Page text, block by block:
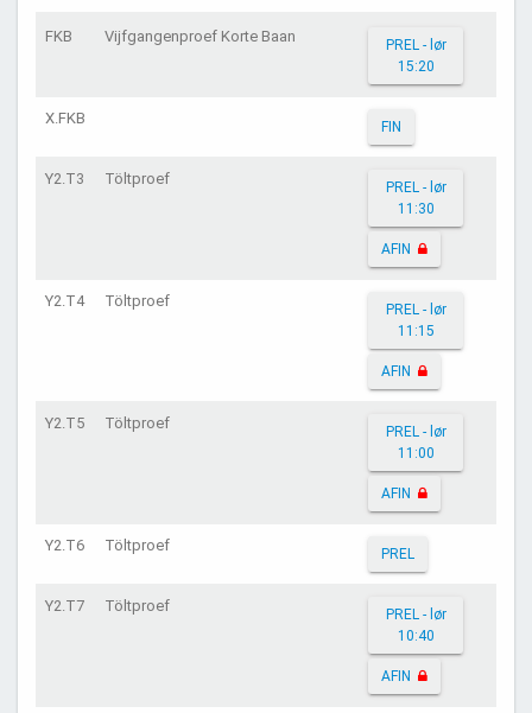
FKB Vijfgangenproef Korte Baan
PREL - lør
15:20
X.FKB FIN
Y2.T3 Töltproef
PREL - lør
11:30
AFIN
Y2.T4 Töltproef
PREL - lør
11:15
AFIN
Y2.T5 Töltproef
PREL - lør
11:00
AFIN
Y2.T6 Töltproef PREL
Y2.T7 Töltproef
PREL - lør
10:40
AFIN